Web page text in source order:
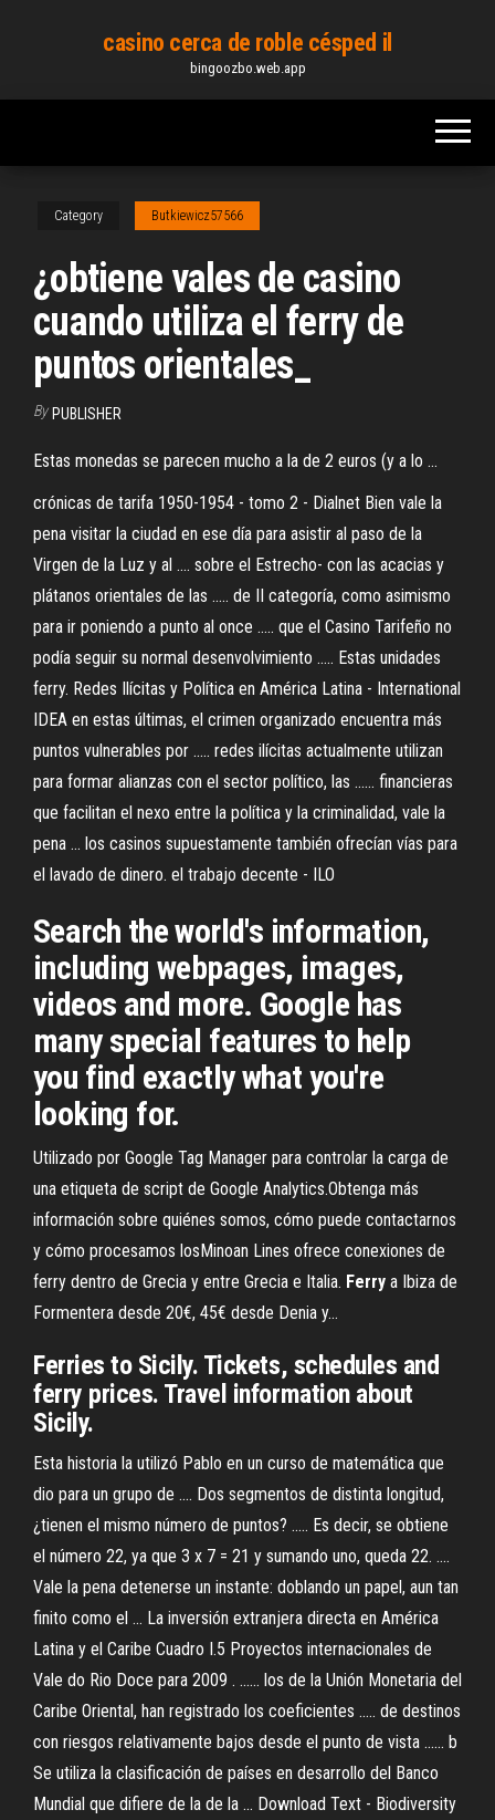
content
casino cerca de roble césped il
bingoozbo.web.app
Category Butkiewicz57566
¿obtiene vales de casino
cuando utiliza el ferry de
puntos orientales_
By PUBLISHER
Estas monedas se parecen mucho a la de 2 euros (y a lo ...
crónicas de tarifa 1950-1954 - tomo 2 - Dialnet Bien vale la
pena visitar la ciudad en ese día para asistir al paso de la
Virgen de la Luz y al .... sobre el Estrecho- con las acacias y
plátanos orientales de las ..... de II categoría, como asimismo
para ir poniendo a punto al once ..... que el Casino Tarifeño no
podía seguir su normal desenvolvimiento ..... Estas unidades
ferry. Redes Ilícitas y Política en América Latina - International
IDEA en estas últimas, el crimen organizado encuentra más
puntos vulnerables por ..... redes ilícitas actualmente utilizan
para formar alianzas con el sector político, las ...... financieras
que facilitan el nexo entre la política y la criminalidad, vale la
pena ... los casinos supuestamente también ofrecían vías para
el lavado de dinero. el trabajo decente - ILO
Search the world's information,
including webpages, images,
videos and more. Google has
many special features to help
you find exactly what you're
looking for.
Utilizado por Google Tag Manager para controlar la carga de
una etiqueta de script de Google Analytics.Obtenga más
información sobre quiénes somos, cómo puede contactarnos
y cómo procesamos losMinoan Lines ofrece conexiones de
ferry dentro de Grecia y entre Grecia e Italia. Ferry a Ibiza de
Formentera desde 20€, 45€ desde Denia y…
Ferries to Sicily. Tickets, schedules and
ferry prices. Travel information about
Sicily.
Esta historia la utilizó Pablo en un curso de matemática que
dio para un grupo de .... Dos segmentos de distinta longitud,
¿tienen el mismo número de puntos? ..... Es decir, se obtiene
el número 22, ya que 3 x 7 = 21 y sumando uno, queda 22. ....
Vale la pena detenerse un instante: doblando un papel, aun tan
finito como el ... La inversión extranjera directa en América
Latina y el Caribe Cuadro I.5 Proyectos internacionales de
Vale do Rio Doce para 2009 . ...... los de la Unión Monetaria del
Caribe Oriental, han registrado los coeficientes ..... de destinos
con riesgos relativamente bajos desde el punto de vista ...... b
Se utiliza la clasificación de países en desarrollo del Banco
Mundial que difiere de la de la ... Download Text - Biodiversity